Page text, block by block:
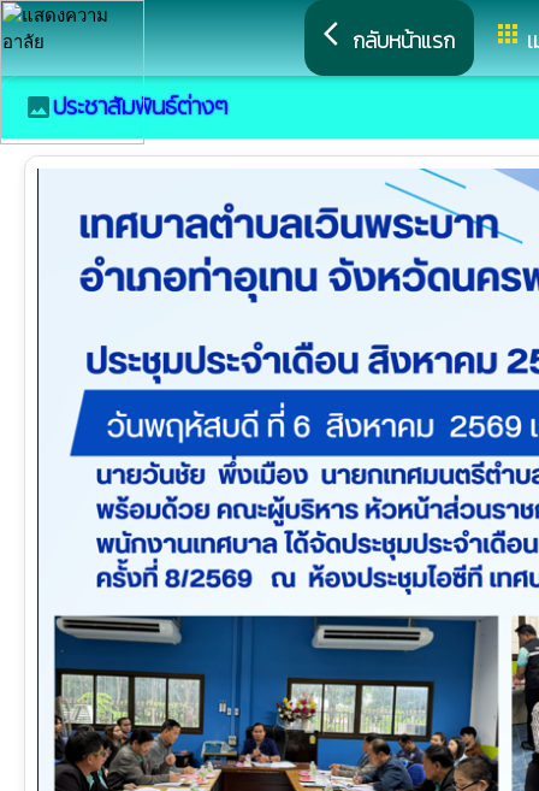
arrow_back_ios กลับหน้าแรก apps
imageประชาสัมพันธ์ต่างๆ